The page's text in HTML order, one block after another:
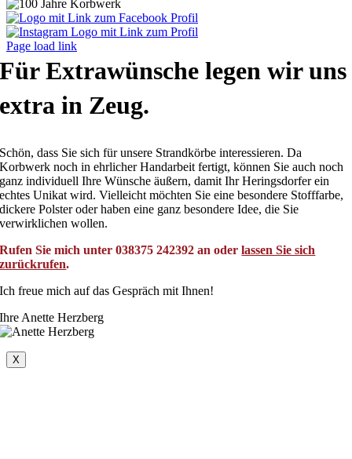
Page load link
Für Extrawünsche legen wir uns
extra in Zeug.
Schön, dass Sie sich für unsere Strandkörbe interessieren. Da
Korbwerk noch in ehrlicher Handarbeit fertigt, können Sie auch noch
ganz individuell Ihre Wünsche äußern, damit Ihr Heringsdorfer ein
echtes Unikat wird. Vielleicht möchten Sie eine besondere Stofffarbe,
dickere Polster oder haben eine ganz besondere Idee, die Sie
verwirklichen wollen.
Rufen Sie mich unter 038375 242392 an oderlassen Sie sich
zurückrufen.
Ich freue mich auf das Gespräch mit Ihnen!
Ihre Anette Herzberg
X